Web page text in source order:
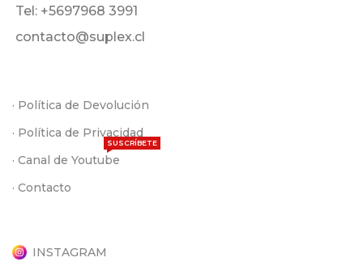
Tel: +5697968 3991
contacto@suplex.cl
· Política de Devolución
· Política de Privacidad
· Canal de Youtube
SUSCRÍBETE
· Contacto
INSTAGRAM